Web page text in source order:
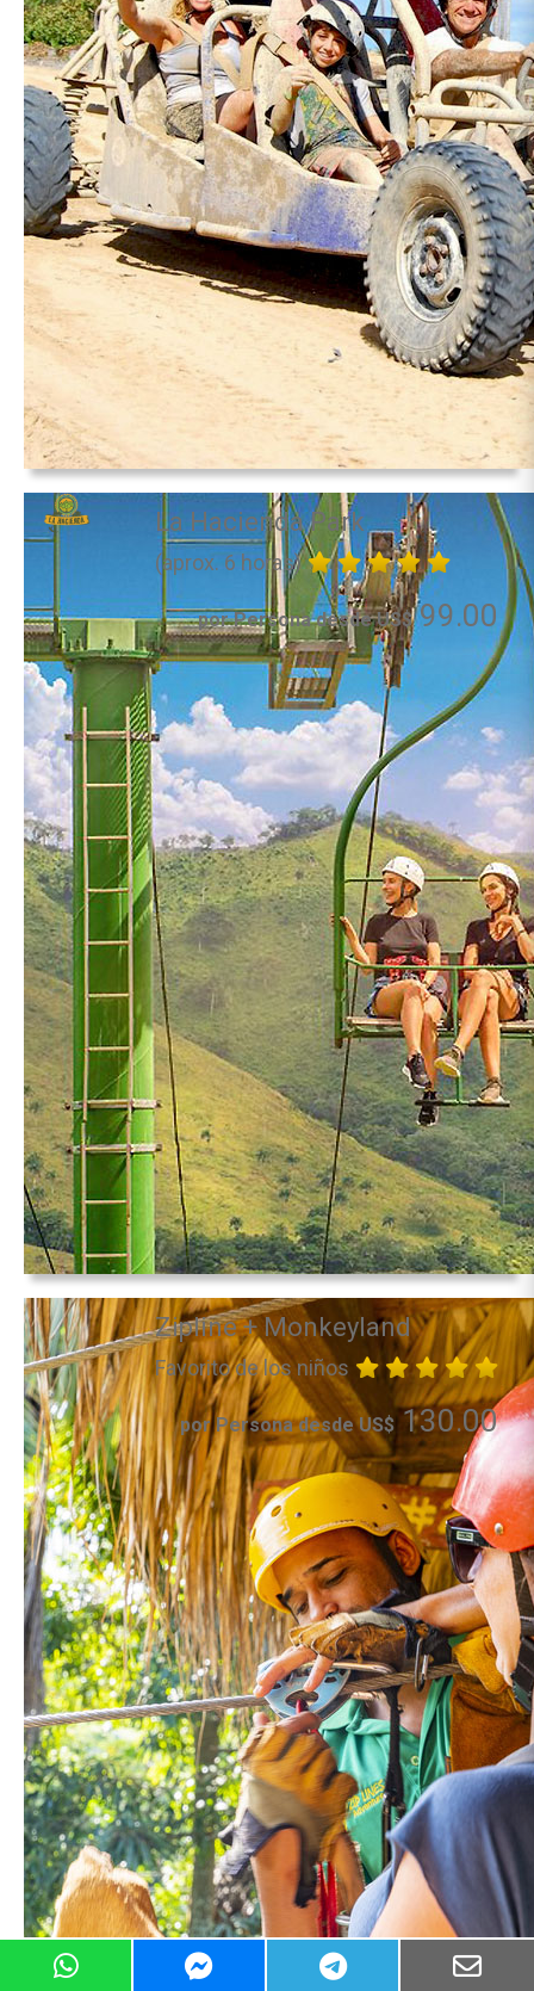
La Hacienda Park
(aprox. 6 horas)
por Persona desde US$99.00
Zipline + Monkeyland
Favorito de los niños
por Persona desde US$130.00